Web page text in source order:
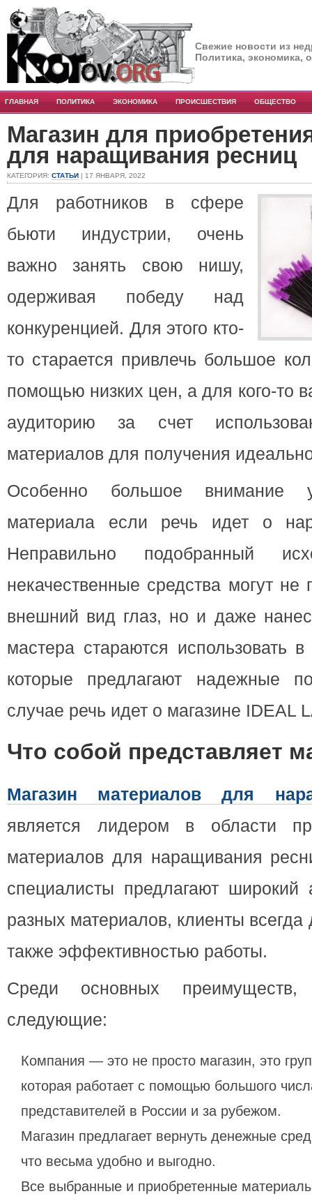
Свежие новости из
Политика, экономика,
ГЛАВНАЯ ПОЛИТИКА ЭКОНОМИКА ПРОИСШЕСТВИЯ ОБЩЕСТВО
Магазин для
для наращивания ресниц
КАТЕГОРИЯ: СТАТЬИ | 17 ЯНВАРЯ, 2022
Для работников в сфере
бьюти индустрии, очень
важно занять свою нишу,
одерживая победу над
конкуренцией. Для этого кто-
то старается привлечь большое
помощью низких цен, а для кого-то
аудиторию за счет
материалов для получения
Особенно большое внимание
материала если речь идет о
Неправильно подобранный
некачественные средства могут не
внешний вид глаз, но и даже
мастера стараются использовать
которые предлагают надежные
случае речь идет о магазине IDEAL
Что собой представляет
Магазин материалов для
является лидером в области
материалов для наращивания
специалисты предлагают широкий
разных материалов, клиенты
также эффективностью работы.
Среди основных
следующие:
Компания — это не просто магазин, это
которая работает с помощью большого
представителей в России и за рубежом.
Магазин предлагает вернуть денежные
что весьма удобно и выгодно.
Все выбранные и приобретенные